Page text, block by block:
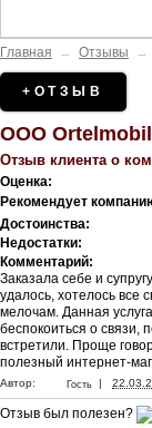
Главная → Отзывы →
+ОТЗЫВ
ООО
Отзыв клиента о
Оценка:
Рекомендует
Достоинства:
Недостатки:
Комментарий:
Заказала себе и
удалось, хотелось все
мелочам. Данная
беспокоиться о связи,
встретили. Проще
полезный интернет-
Автор: Гость |
Отзыв был полезен?